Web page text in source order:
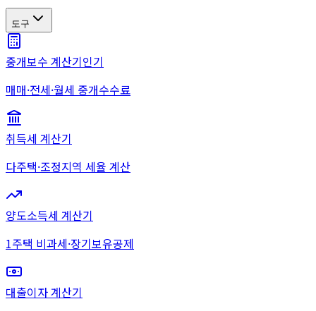
도구
중개보수 계산기인기
매매·전세·월세 중개수수료
취득세 계산기
다주택·조정지역 세율 계산
양도소득세 계산기
1주택 비과세·장기보유공제
대출이자 계산기